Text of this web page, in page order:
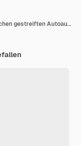
Sammlung von abstrakten geometrischen gestreiften Autoaufklebern